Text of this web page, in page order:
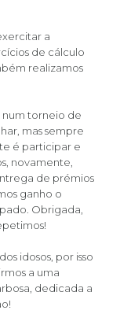
a
de cálculo
realizamos
num torneio de
mas sempre
é participar e
novamente,
de prémios
ganho o
Obrigada,
idosos, por isso
a uma
dedicada a